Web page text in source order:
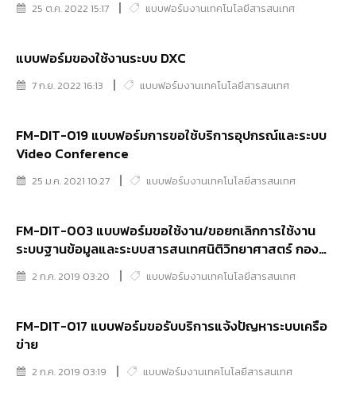
25 ต.ค. 2022 15:17 แบบฟอร์มงานเทคโนโลยีสารสนเทศ
แบบฟอร์มของใช้งานระบบ DXC
7 ก.ย. 2022 16:13 แบบฟอร์มงานเทคโนโลยีสารสนเทศ
FM-DIT-019 แบบฟอร์มการขอใช้บริการอุปกรณ์และระบบ
Video Conference
25 ม.ค. 2021 10:27 แบบฟอร์มงานเทคโนโลยีสารสนเทศ
FM-DIT-003 แบบฟอร์มขอใช้งาน/ขอยกเลิกการใช้งาน
ระบบฐานข้อมูลและระบบสารสนเทศนิติวิทยาศาสตร์ กอง
สารสนเทศนิติวิทยาศาสตร์ (E-One Stop Service, ระบบ
เชื่อมโยงข้อมูล,CIR,FSSC)
2 ก.ค. 2019 03:20 แบบฟอร์มงานเทคโนโลยีสารสนเทศ
FM-DIT-017 แบบฟอร์มขอรับบริการแจ้งปัญหาระบบเครือ
ข่าย
2 ก.ค. 2019 03:19 แบบฟอร์มงานเทคโนโลยีสารสนเทศ